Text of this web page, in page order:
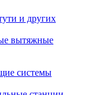
и других
вытяжные
системы